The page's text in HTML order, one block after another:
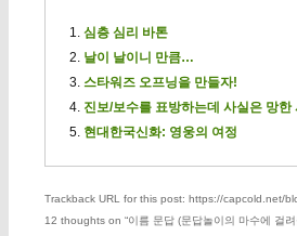
심층 심리 바톤
날이 날이니 만큼…
스타워즈 오프닝을 만들자!
진보/보수를 표방하는데 사실은 망한
현대한국신화: 영웅의 여정
Trackback URL for this post: https://capcold.net/
12 thoughts on “이름 문답 (문답놀이의 마수에 걸